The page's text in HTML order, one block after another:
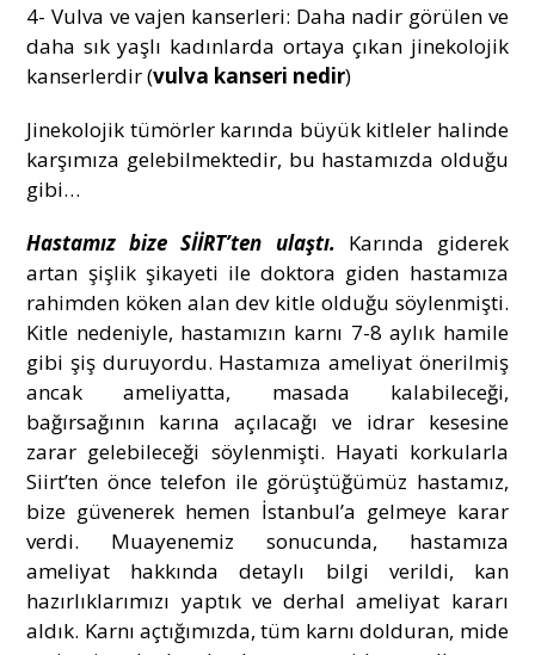
4- Vulva ve vajen kanserleri: Daha nadir görülen ve
daha sık yaşlı kadınlarda ortaya çıkan jinekolojik
kanserlerdir (vulva kanseri nedir)
Jinekolojik tümörler karında büyük kitleler halinde
karşımıza gelebilmektedir, bu hastamızda olduğu
gibi…
Hastamız bizeSİİRT’ten ulaştı. Karında giderek
artan şişlik şikayeti ile doktora giden hastamıza
rahimden köken alan dev kitle olduğu söylenmişti.
Kitle nedeniyle, hastamızın karnı 7-8 aylık hamile
gibi şiş duruyordu. Hastamıza ameliyat önerilmiş
ancak ameliyatta, masada kalabileceği,
bağırsağının karına açılacağı ve idrar kesesine
zarar gelebileceği söylenmişti. Hayati korkularla
Siirt’ten önce telefon ile görüştüğümüz hastamız,
bize güvenerek hemen İstanbul’a gelmeye karar
verdi. Muayenemiz sonucunda, hastamıza
ameliyat hakkında detaylı bilgi verildi, kan
hazırlıklarımızı yaptık ve derhal ameliyat kararı
aldık. Karnı açtığımızda, tüm karnı dolduran, mide